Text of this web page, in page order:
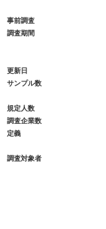
事前調査
調査期間
更新日
サンプル数
規定人数
調査企業数
定義
調査対象者